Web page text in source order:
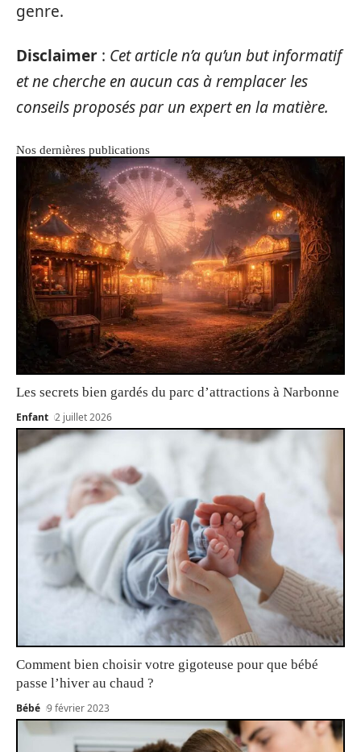
genre.
Disclaimer : Cet article n’a qu’un but informatif
et ne cherche en aucun cas à remplacer les
conseils proposés par un expert en la matière.
Nos dernières publications
Les secrets bien gardés du parc d’attractions à Narbonne
Enfant 2 juillet 2026
Comment bien choisir votre gigoteuse pour que bébé
passe l’hiver au chaud ?
Bébé 9 février 2023